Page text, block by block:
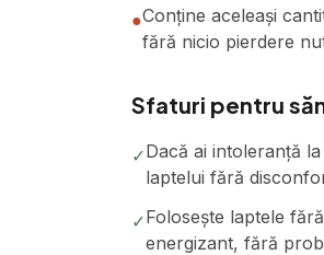
●Conține aceleași
fără nicio pierdere
Sfaturi pentru
✓Dacă ai intoleranță
laptelui fără
✓Folosește laptele
energizant, fără